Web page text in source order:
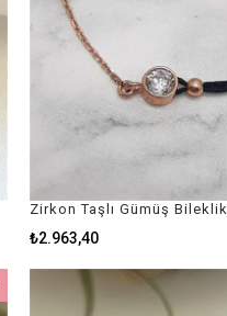
Zirkon Taşlı Gümüş Bileklik
₺2.963,40